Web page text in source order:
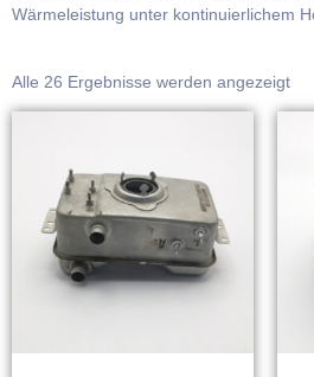
Wärmeleistung unter kontinuierlichem
Alle 26 Ergebnisse werden angezeigt